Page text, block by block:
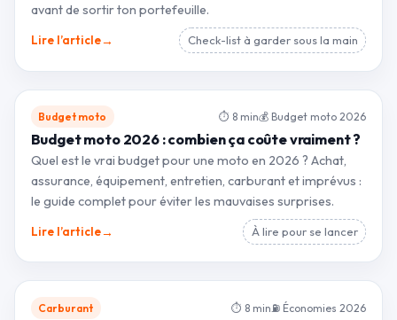
avant de sortir ton portefeuille.
Lire l’article→ Check-list à garder sous la main
Budget moto ⏱ 8 min💰 Budget moto 2026
Budget moto 2026 : combien ça coûte vraiment ?
Quel est le vrai budget pour une moto en 2026 ? Achat,
assurance, équipement, entretien, carburant et imprévus :
le guide complet pour éviter les mauvaises surprises.
Lire l’article→ À lire pour se lancer
Carburant ⏱ 8 min ⛽ Économies 2026